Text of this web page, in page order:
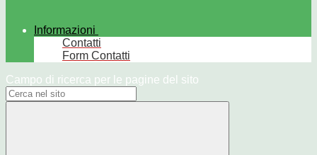
Informazioni
Contatti
Form Contatti
Campo di ricerca per le pagine del sito